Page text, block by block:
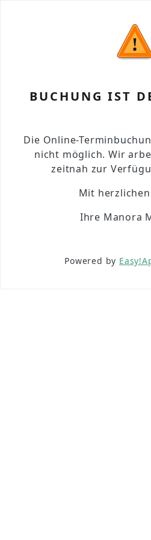
BUCHUNG IST
Die Online-
nicht möglich. Wir
zeitnah zur
Mit
Ihre Manora
Powered by